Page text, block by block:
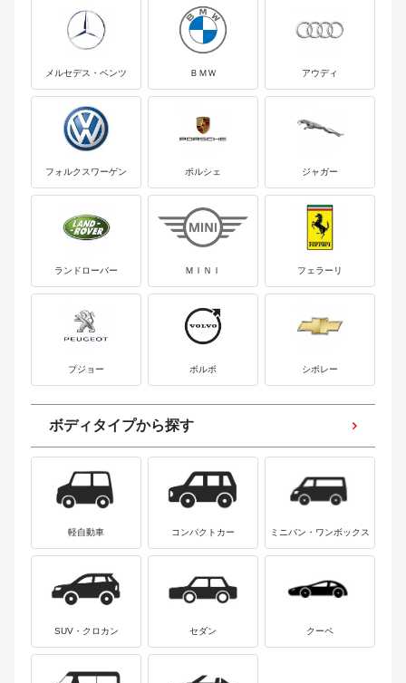
メルセデス・ベンツ ＢＭＷ アウディ
フォルクスワーゲン ポルシェ ジャガー
ランドローバー ＭＩＮＩ フェラーリ
プジョー ボルボ シボレー
ボディタイプから探す
軽自動車 コンパクトカー ミニバン・ワンボックス
SUV・クロカン セダン クーペ